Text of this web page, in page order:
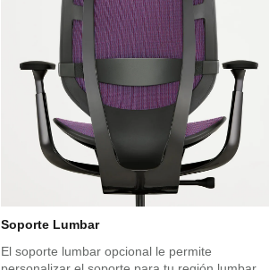
Soporte Lumbar
El soporte lumbar opcional le permite